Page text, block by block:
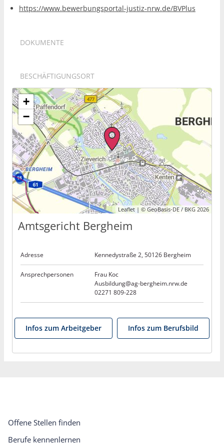
https://www.bewerbungsportal-justiz-nrw.de/BVPlus
DOKUMENTE
BESCHÄFTIGUNGSORT
+
−
Leaflet | © GeoBasis-DE / BKG 2026
Amtsgericht Bergheim
Adresse Kennedystraße 2, 50126 Bergheim
Ansprechpersonen
Frau Koc
Ausbildung@ag-bergheim.nrw.de
02271 809-228
Infos zum Arbeitgeber Infos zum Berufsbild
Offene Stellen finden
Berufe kennenlernen